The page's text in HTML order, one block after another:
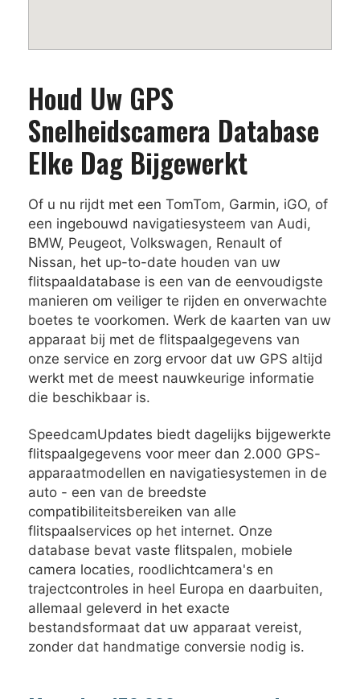
Houd Uw GPS
Snelheidscamera Database
Elke Dag Bijgewerkt
Of u nu rijdt met een TomTom, Garmin, iGO, of
een ingebouwd navigatiesysteem van Audi,
BMW, Peugeot, Volkswagen, Renault of
Nissan, het up-to-date houden van uw
flitspaaldatabase is een van de eenvoudigste
manieren om veiliger te rijden en onverwachte
boetes te voorkomen. Werk de kaarten van uw
apparaat bij met de flitspaalgegevens van
onze service en zorg ervoor dat uw GPS altijd
werkt met de meest nauwkeurige informatie
die beschikbaar is.
SpeedcamUpdates biedt dagelijks bijgewerkte
flitspaalgegevens voor meer dan 2.000 GPS-
apparaatmodellen en navigatiesystemen in de
auto - een van de breedste
compatibiliteitsbereiken van alle
flitspaalservices op het internet. Onze
database bevat vaste flitspalen, mobiele
camera locaties, roodlichtcamera's en
trajectcontroles in heel Europa en daarbuiten,
allemaal geleverd in het exacte
bestandsformaat dat uw apparaat vereist,
zonder dat handmatige conversie nodig is.